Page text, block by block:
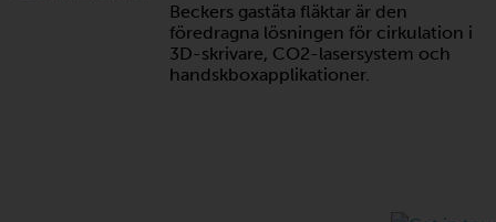
Beckers gastäta fläktar är den
föredragna lösningen för cirkulation i
3D-skrivare, CO2-lasersystem och
handskboxapplikationer.